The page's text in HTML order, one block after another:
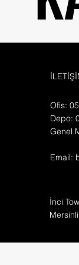
Ofis:
Depo:
Genel
Email:
İnci